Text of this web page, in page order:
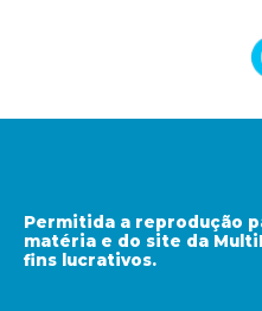
Permitida a reprodução
matéria e do site da
fins lucrativos.